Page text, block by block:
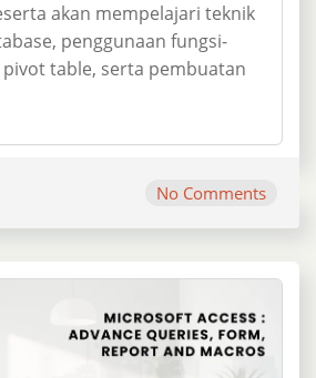
akan mempelajari teknik
penggunaan fungsi-
table, serta pembuatan
No Comments